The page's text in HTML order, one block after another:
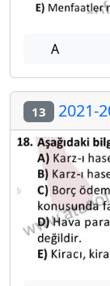
A
13 2021-